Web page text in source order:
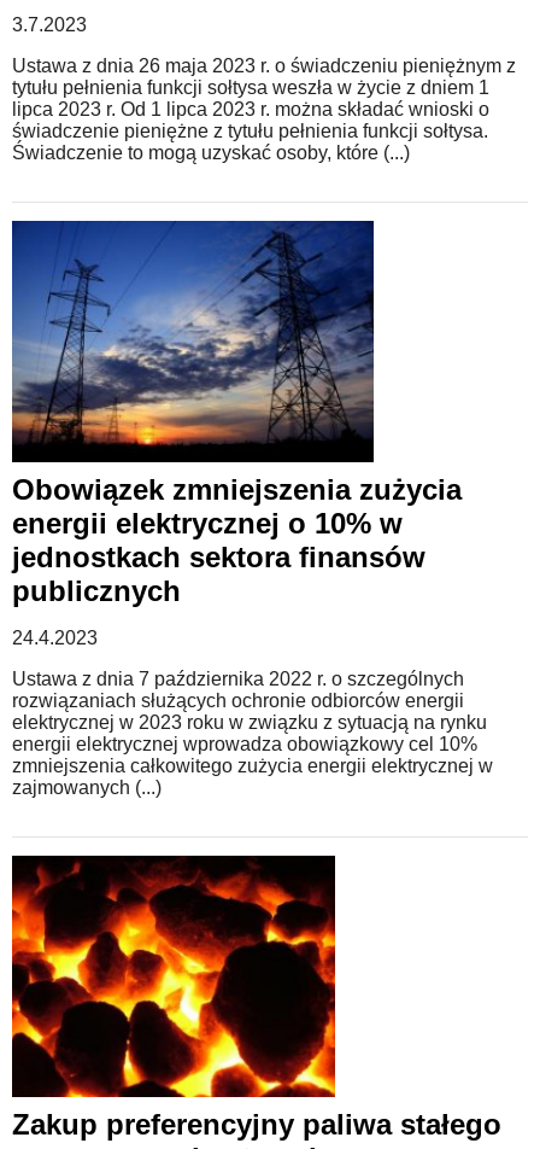
3.7.2023
Ustawa z dnia 26 maja 2023 r. o świadczeniu pieniężnym z
tytułu pełnienia funkcji sołtysa weszła w życie z dniem 1
lipca 2023 r. Od 1 lipca 2023 r. można składać wnioski o
świadczenie pieniężne z tytułu pełnienia funkcji sołtysa.
Świadczenie to mogą uzyskać osoby, które (...)
Obowiązek zmniejszenia zużycia
energii elektrycznej o 10% w
jednostkach sektora finansów
publicznych
24.4.2023
Ustawa z dnia 7 października 2022 r. o szczególnych
rozwiązaniach służących ochronie odbiorców energii
elektrycznej w 2023 roku w związku z sytuacją na rynku
energii elektrycznej wprowadza obowiązkowy cel 10%
zmniejszenia całkowitego zużycia energii elektrycznej w
zajmowanych (...)
Zakup preferencyjny paliwa stałego